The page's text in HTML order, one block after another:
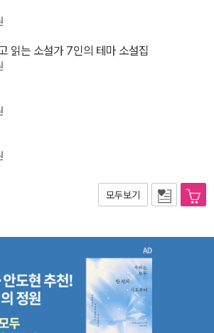
읽는 소설가 7인의 테마 소설집
모두보기